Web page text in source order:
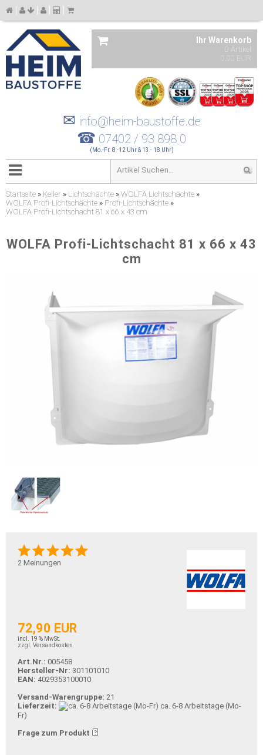
Ihr Warenkorb
0 Artikel
0,00 EUR
✉ info@heim-baustoffe.de
☎ 07402 / 93 898 0
(Mo.-Fr. 8 -12 Uhr & 13 - 18 Uhr)
Startseite » Keller » Lichtschächte » WOLFA Lichtschächte »
WOLFA Profi-Lichtschächte » Profi-Lichtschächte »
WOLFA Profi-Lichtschacht 81 x 66 x 43 cm
WOLFA Profi-Lichtschacht 81 x 66 x 43
cm
2 Meinungen
72,90 EUR
incl. 19 % MwSt.
zzgl. Versandkosten
Art.Nr.: 005458
Hersteller-Nr: 301101010
EAN: 4029353100010
Versand-Warengruppe: 21
Lieferzeit:
ca. 6-8 Arbeitstage (Mo-
Fr)
Frage zum Produkt